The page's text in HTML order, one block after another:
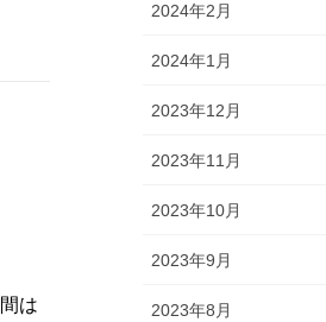
は
2024年2月
2024年1月
2023年12月
2023年11月
2023年10月
2023年9月
2023年8月